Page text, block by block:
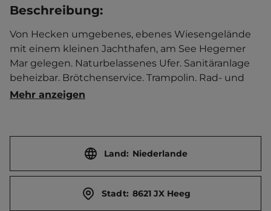
Beschreibung:
Von Hecken umgebenes, ebenes Wiesengelände
mit einem kleinen Jachthafen, am See Hegemer
Mar gelegen. Naturbelassenes Ufer. Sanitäranlage
beheizbar. Brötchenservice. Trampolin. Rad- und
Wanderwege in der Umgebung.   Ort 500 m
Mehr anzeigen
Land: Niederlande
Stadt: 8621 JX Heeg